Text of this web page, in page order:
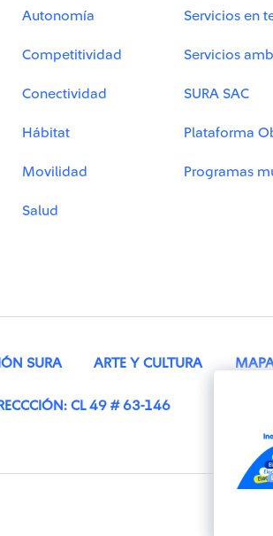
Autonomía
Competitividad
Conectividad
Hábitat
Movilidad
Salud
Servicios en
Servicios
SURA SAC
Plataforma
Programas
SURA ARTE Y CULTURA
CL 49 # 63-146